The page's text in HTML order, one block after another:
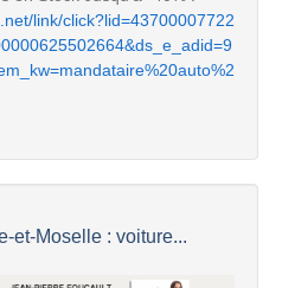
link/click?lid=43700007722
et-Moselle : voiture...